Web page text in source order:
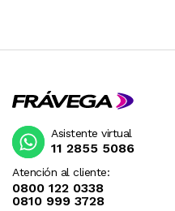
Atención al cliente:
0800 122 0338
0810 999 3728
Asistente virtual
11 2855 5086